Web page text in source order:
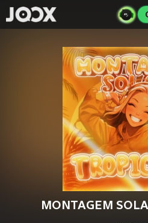
MONTAGEM